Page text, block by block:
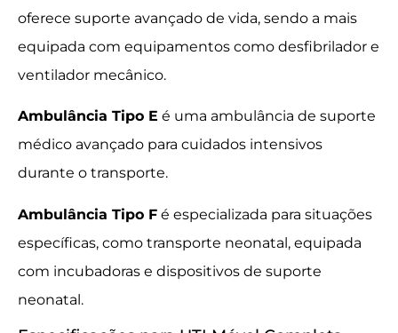
oferece suporte avançado de vida, sendo a mais
equipada com equipamentos como desfibrilador e
ventilador mecânico.
Ambulância Tipo E é uma ambulância de suporte
médico avançado para cuidados intensivos
durante o transporte.
Ambulância Tipo F é especializada para situações
específicas, como transporte neonatal, equipada
com incubadoras e dispositivos de suporte
neonatal.